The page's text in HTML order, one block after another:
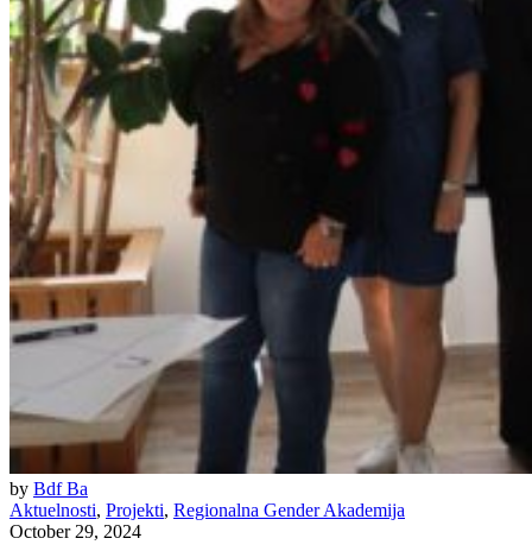
by Bdf Ba
Aktuelnosti, Projekti, Regionalna Gender Akademija
October 29, 2024